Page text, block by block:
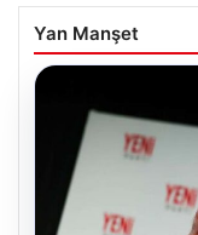
Yan Manşet